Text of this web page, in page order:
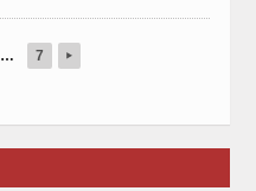
… 7 ▸